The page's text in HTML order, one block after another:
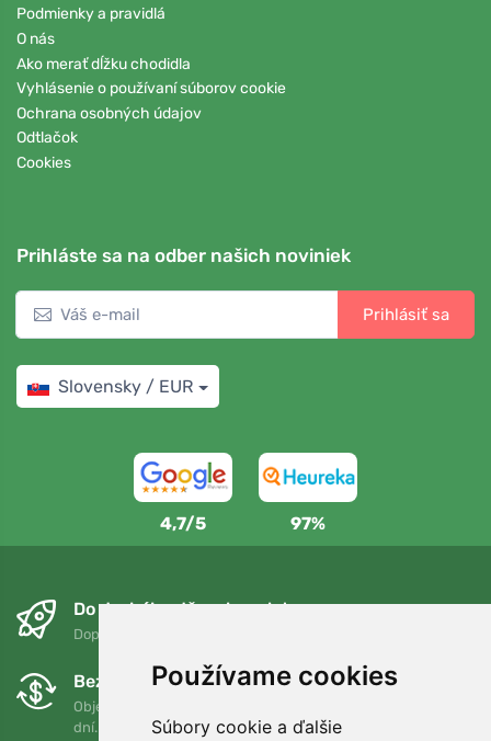
Používame cookies
Súbory cookie a ďalšie
Podmienky a pravidlá
O nás
Ako merať dĺžku chodidla
Vyhlásenie o používaní súborov cookie
Ochrana osobných údajov
Odtlačok
Cookies
Prihláste sa na odber našich noviniek
Prihlásiť sa
Slovensky / EUR
4,7/5 97%
Do druhého dňa a bezplatne
Doprava zadarmo pri objednávkach nad 75 EUR
Bezplatná výmena a vrátenie tovaru
Objednávku môžete kedykoľvek vrátiť alebo vymeniť do 90
dní.